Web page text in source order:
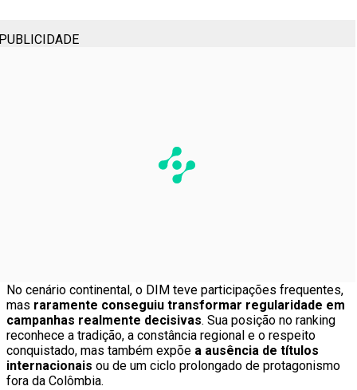
No cenário continental, o DIM teve participações frequentes,
mas raramente conseguiu transformar regularidade em
campanhas realmente decisivas. Sua posição no ranking
reconhece a tradição, a constância regional e o respeito
conquistado, mas também expõe a ausência de títulos
internacionais ou de um ciclo prolongado de protagonismo
fora da Colômbia.